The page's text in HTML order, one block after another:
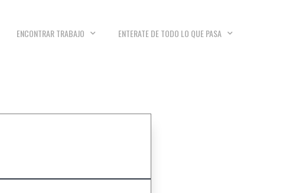
ENCONTRAR TRABAJO ENTERATE DE TODO LO QUE PASA